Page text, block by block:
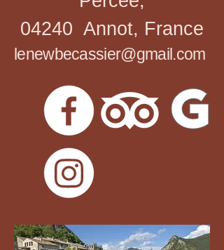
lenewbecassier@gmail.com
04240 Annot, France